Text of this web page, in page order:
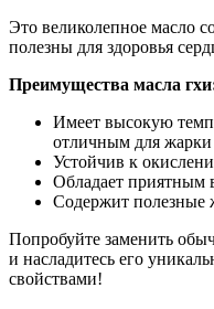
Это великолепное масло
полезны для здоровья
Преимущества масла
Имеет высокую
отличным для жарки
Устойчив к
Обладает приятным
Содержит полезные
Попробуйте заменить
и насладитесь его
свойствами!